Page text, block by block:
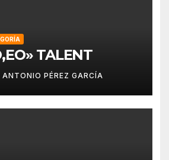
TALENT
ANTONIO PÉREZ GARCÍA